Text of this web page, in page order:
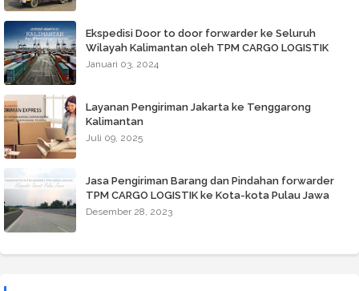
Ekspedisi Door to door forwarder ke Seluruh
Wilayah Kalimantan oleh TPM CARGO LOGISTIK
Januari 03, 2024
Layanan Pengiriman Jakarta ke Tenggarong
Kalimantan
Juli 09, 2025
Jasa Pengiriman Barang dan Pindahan forwarder
TPM CARGO LOGISTIK ke Kota-kota Pulau Jawa
Desember 28, 2023